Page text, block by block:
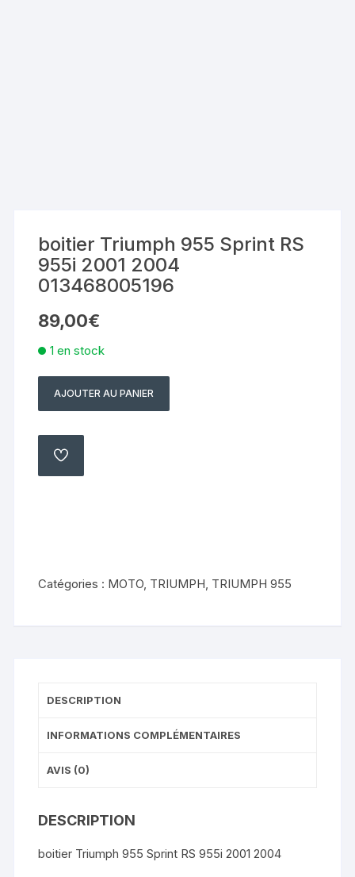
boitier Triumph 955 Sprint RS
955i 2001 2004
013468005196
89,00€
1 en stock
quantité
boitier
Triumph
955
013468005196
AJOUTER AU PANIER
AJOUTER
Catégories : MOTO TRIUMPH TRIUMPH 955
DESCRIPTION
INFORMATIONS COMPLÉMENTAIRES
AVIS (0)
DESCRIPTION
boitier Triumph 955 Sprint RS 955i 2001 2004